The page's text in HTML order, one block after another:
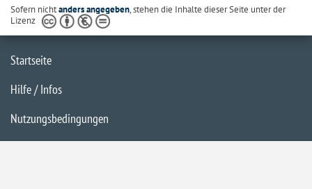
Sofern nichtanders angegeben, stehen die Inhalte dieser Seite unter der
Lizenz
Startseite
Hilfe / Infos
Nutzungsbedingungen